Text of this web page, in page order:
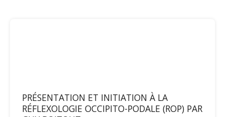
PRÉSENTATION ET INITIATION À LA
RÉFLEXOLOGIE OCCIPITO-PODALE (ROP) PAR